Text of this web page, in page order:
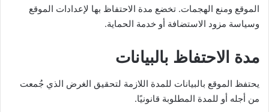
الموقع ومنع الهجمات. تخضع مدة الاحتفاظ بها لإعدادات الموقع
وسياسة مزود الاستضافة أو خدمة الحماية.
مدة الاحتفاظ بالبيانات
يحتفظ الموقع بالبيانات للمدة اللازمة لتحقيق الغرض الذي جُمعت
من أجله أو للمدة المطلوبة قانونيًا.